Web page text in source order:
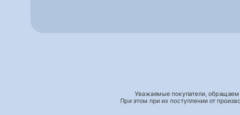
Уважаемые покупатели, обращаем
При этом при их поступлении от